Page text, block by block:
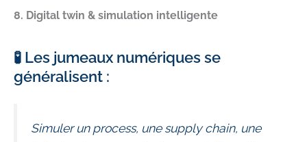
8. Digital twin & simulation intelligente
🧪 Les jumeaux numériques se
généralisent :
Simuler un process, une supply chain, une